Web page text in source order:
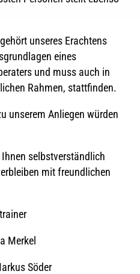
unseres Erachtens
eines
und muss auch in
Rahmen, stattfinden.
unserem Anliegen würden
selbstverständlich
mit freundlichen
Merkel
Söder